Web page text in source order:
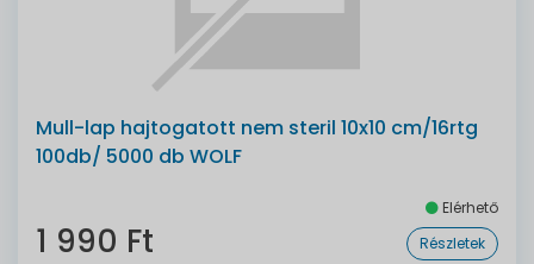
Mull-lap hajtogatott nem steril 10x10 cm/16rtg
100db/ 5000 db WOLF
Elérhető
1 990 Ft Részletek